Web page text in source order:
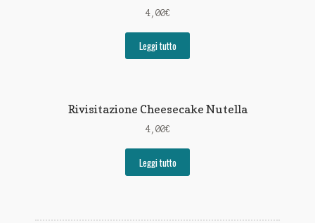
4,00€
Leggi tutto
Rivisitazione Cheesecake Nutella
4,00€
Leggi tutto